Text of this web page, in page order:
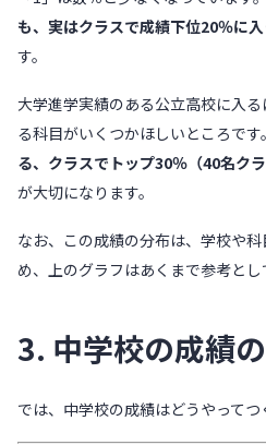
も、実はクラスで成績下位20％に
す。
大学進学実績のある公立高校に入
る科目がいくつかほしいところです。
る、クラスでトップ30％（40名ク
が大切になります。
なお、この成績の分布は、学校や
め、上のグラフはあくまで参考とし
3. 中学校の成績
では、中学校の成績はどうやってつ